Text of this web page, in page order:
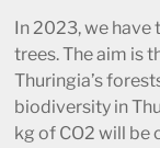
In 2023, we have
trees. The aim is
Thuringia’s
biodiversity in
kg of CO2 will be